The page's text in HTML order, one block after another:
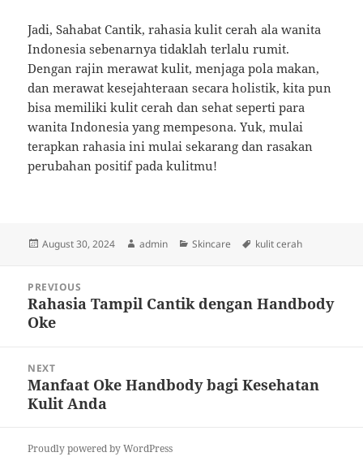
Jadi, Sahabat Cantik, rahasia kulit cerah ala wanita
Indonesia sebenarnya tidaklah terlalu rumit.
Dengan rajin merawat kulit, menjaga pola makan,
dan merawat kesejahteraan secara holistik, kita pun
bisa memiliki kulit cerah dan sehat seperti para
wanita Indonesia yang mempesona. Yuk, mulai
terapkan rahasia ini mulai sekarang dan rasakan
perubahan positif pada kulitmu!
Posted
August 30, 2024 Author
admin Categories
Skincare Tags
kulit cerah
navigation
PREVIOUS
Previous
post:
Rahasia Tampil Cantik dengan Handbody
Oke
NEXT
Next
post:
Manfaat Oke Handbody bagi Kesehatan
Kulit Anda
Proudly powered by WordPress